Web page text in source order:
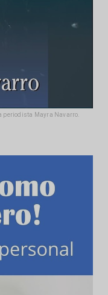
periodista Mayra Navarro.